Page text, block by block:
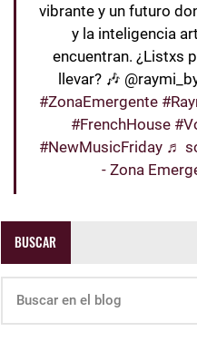
vibrante y un futuro
y la inteligencia
encuentran. ¿Listxs
llevar? 🎶
#ZonaEmergente
#FrenchHouse
#NewMusicFriday ♬
- Zona
BUSCAR